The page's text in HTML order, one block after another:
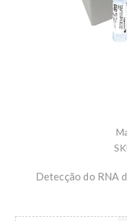
Detecção do RNA